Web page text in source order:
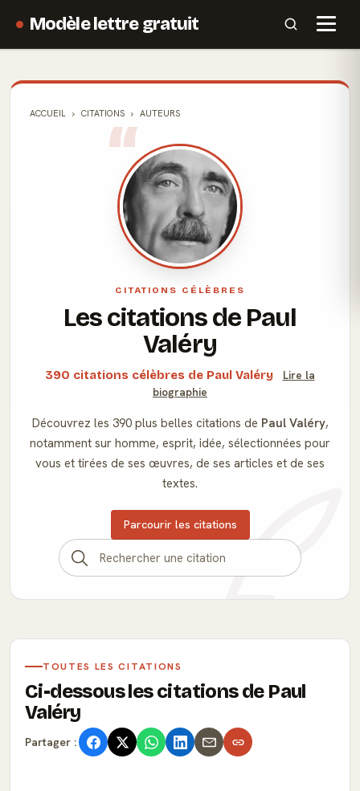
Modèle lettre gratuit
ACCUEIL CITATIONS AUTEURS
CITATIONS CÉLÈBRES
Les citations de Paul
Valéry
390 citations célèbres de Paul Valéry
Lire la
biographie
Découvrez les 390 plus belles citations de Paul Valéry,
notamment sur homme, esprit, idée, sélectionnées pour
vous et tirées de ses œuvres, de ses articles et de ses
textes.
Parcourir les citations
TOUTES LES CITATIONS
Ci-dessous les citations de Paul
Valéry
Partager :